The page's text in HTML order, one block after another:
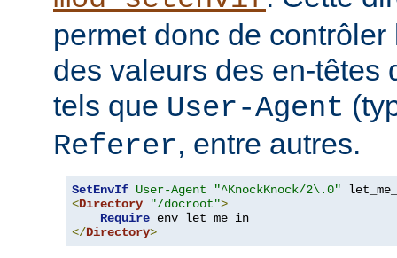
permet donc de
des valeurs des en-têtes
tels que User-Agent
Referer, entre autres.
SetEnvIf User-Agent
"^KnockKnock/2\.0"
<Directory "/docroot">
Require
</Directory>